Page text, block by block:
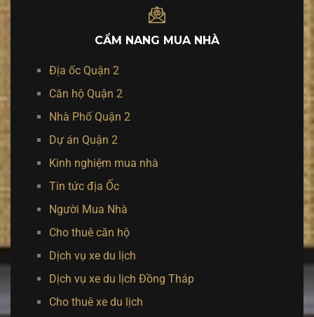
CẨM NANG MUA NHÀ
Địa ốc Quận 2
Căn hộ Quận 2
Nhà Phố Quận 2
Dự án Quận 2
Kinh nghiệm mua nhà
Tin tức địa Ốc
Người Mua Nhà
Cho thuê căn hộ
Dịch vụ xe du lịch
Dịch vụ xe du lịch Đồng Tháp
Cho thuê xe du lịch